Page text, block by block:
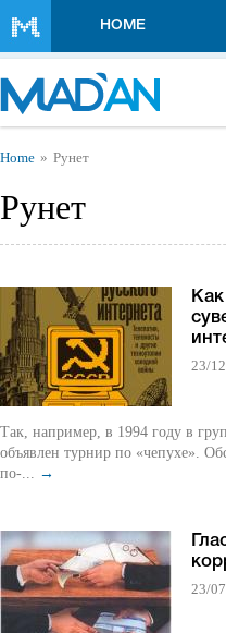
HOME
You are here
Home Рунет
Рунет
23/
Так, например, в 1994 году в
объявлен турнир по «чепухе».
по-... →
23/